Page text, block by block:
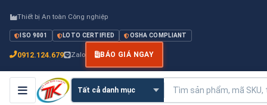
Thiết bị An toàn Công nghiệp
ISO 9001 LOTO CERTIFIED OSHA COMPLIANT
0912.124.679 Zalo BÁO GIÁ NGAY